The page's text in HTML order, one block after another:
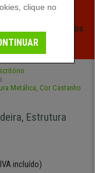
Descontos
Ver Promoção
Estrutura
incluído)
clique no